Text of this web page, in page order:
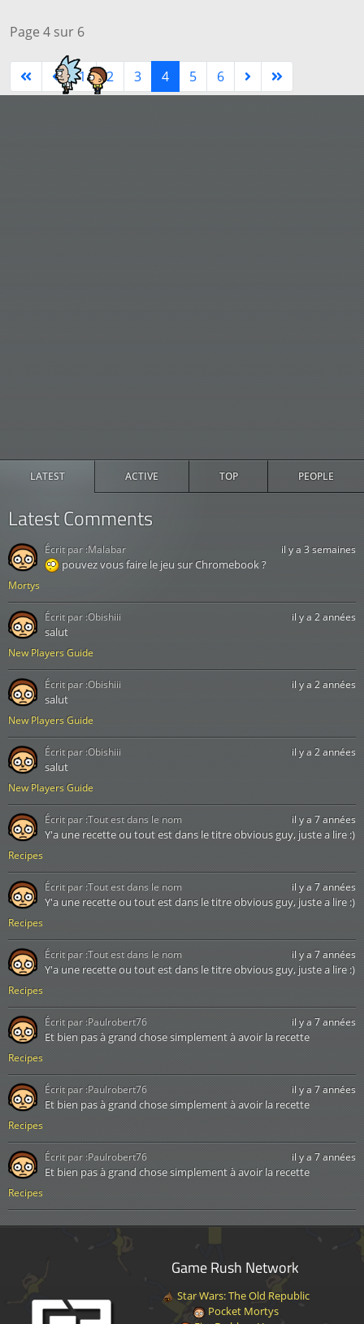
LATEST ACTIVE TOP PEOPLE
Latest Comments
Mortys
il y a 3 semaines
pouvez vous faire le jeu sur Chromebook ?
Écrit par :Malabar
New Players Guide
il y a 2 années
salut
Écrit par :Obishiii
New Players Guide
il y a 2 années
salut
Écrit par :Obishiii
New Players Guide
il y a 2 années
salut
Écrit par :Obishiii
Recipes
il y a 7 années
Y'a une recette ou tout est dans le titre obvious guy, juste a lire :)
Écrit par :Tout est dans le nom
Recipes
il y a 7 années
Y'a une recette ou tout est dans le titre obvious guy, juste a lire :)
Écrit par :Tout est dans le nom
Recipes
il y a 7 années
Y'a une recette ou tout est dans le titre obvious guy, juste a lire :)
Écrit par :Tout est dans le nom
Recipes
il y a 7 années
Et bien pas à grand chose simplement à avoir la recette
Écrit par :Paulrobert76
Recipes
il y a 7 années
Et bien pas à grand chose simplement à avoir la recette
Écrit par :Paulrobert76
Recipes
il y a 7 années
Et bien pas à grand chose simplement à avoir la recette
Écrit par :Paulrobert76
Page 4 sur 6
1 2 3 4 5 6
Game Rush Network
Star Wars: The Old Republic
Pocket Mortys